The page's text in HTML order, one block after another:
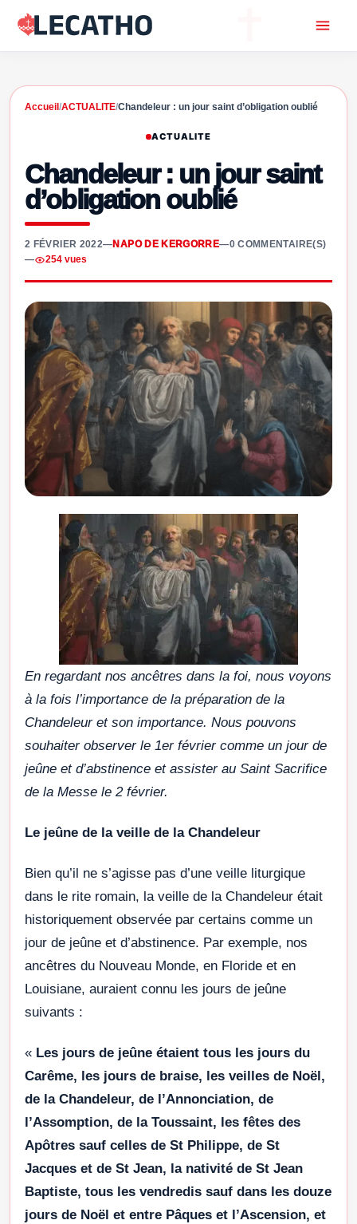
Accueil /ACTUALITE/Chandeleur : un jour saint d’obligation oublié
ACTUALITE
Chandeleur : un jour saint
d’obligation oublié
2 FÉVRIER 2022—NAPO DE KERGORRE—0 COMMENTAIRE(S)
—
254 vues
En regardant nos ancêtres dans la foi, nous voyons
à la fois l’importance de la préparation de la
Chandeleur et son importance. Nous pouvons
souhaiter observer le 1er février comme un jour de
jeûne et d’abstinence et assister au Saint Sacrifice
de la Messe le 2 février.
Le jeûne de la veille de la Chandeleur
Bien qu’il ne s’agisse pas d’une veille liturgique
dans le rite romain, la veille de la Chandeleur était
historiquement observée par certains comme un
jour de jeûne et d’abstinence. Par exemple, nos
ancêtres du Nouveau Monde, en Floride et en
Louisiane, auraient connu les jours de jeûne
suivants :
« Les jours de jeûne étaient tous les jours du
Carême, les jours de braise, les veilles de Noël,
de la Chandeleur, de l’Annonciation, de
l’Assomption, de la Toussaint, les fêtes des
Apôtres sauf celles de St Philippe, de St
Jacques et de St Jean, la nativité de St Jean
Baptiste, tous les vendredis sauf dans les douze
jours de Noël et entre Pâques et l’Ascension, et